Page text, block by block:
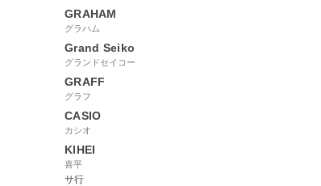
GRAHAM
グラハム
Grand Seiko
グランドセイコー
GRAFF
グラフ
CASIO
カシオ
KIHEI
喜平
サ行